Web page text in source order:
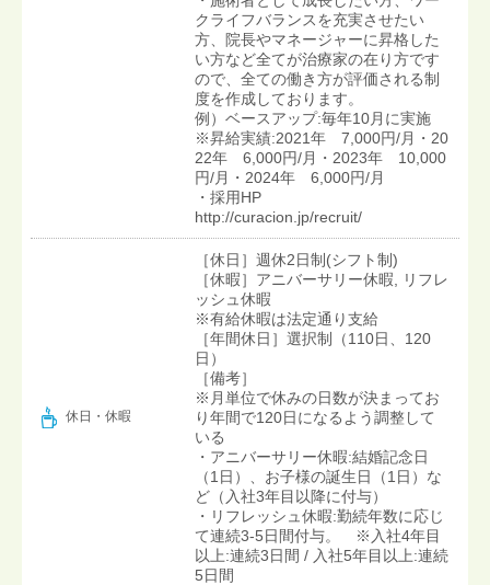
クライフバランスを充実させたい
方、院長やマネージャーに昇格した
い方など全てが治療家の在り方です
ので、全ての働き方が評価される制
度を作成しております。
例）ベースアップ:毎年10月に実施
※昇給実績:2021年 7,000円/月・20
22年 6,000円/月・2023年 10,000
円/月・2024年 6,000円/月
・採用HP
http://curacion.jp/recruit/
休日・休暇
［休日］週休2日制(シフト制)
［休暇］アニバーサリー休暇, リフレ
ッシュ休暇
※有給休暇は法定通り支給
［年間休日］選択制（110日、120
日）
［備考］
※月単位で休みの日数が決まってお
り年間で120日になるよう調整して
いる
・アニバーサリー休暇:結婚記念日
（1日）、お子様の誕生日（1日）な
ど（入社3年目以降に付与）
・リフレッシュ休暇:勤続年数に応じ
て連続3-5日間付与。 ※入社4年目
以上:連続3日間 / 入社5年目以上:連続
5日間